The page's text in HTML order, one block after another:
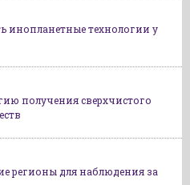
инопланетные технологии у
получения сверхчистого
регионы для наблюдения за